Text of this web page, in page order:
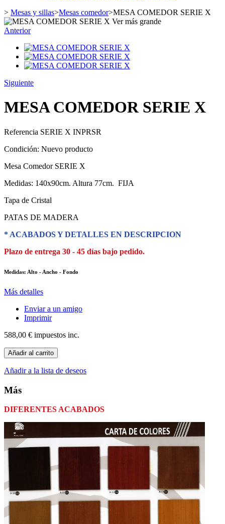
> Mesas y sillas>Mesas comedor>MESA COMEDOR SERIE X
Ver más grande
Anterior
Siguiente
MESA COMEDOR SERIE X
Referencia SERIE X INPRSR
Condición: Nuevo producto
Mesa Comedor SERIE X
Medidas: 140x90cm. Altura 77cm. FIJA
Tapa de Cristal
PATAS DE MADERA
* ACABADOS Y DETALLES EN DESCRIPCION
Plazo de entrega 30 - 45 días bajo pedido.
Medidas: Alto - Ancho - Fondo
Más detalles
Enviar a un amigo
Imprimir
588,00 € impuestos inc.
Añadir al carrito
Añadir a la lista de deseos
Más
DIFERENTES ACABADOS